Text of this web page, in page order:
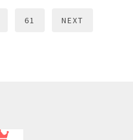
61 NEXT